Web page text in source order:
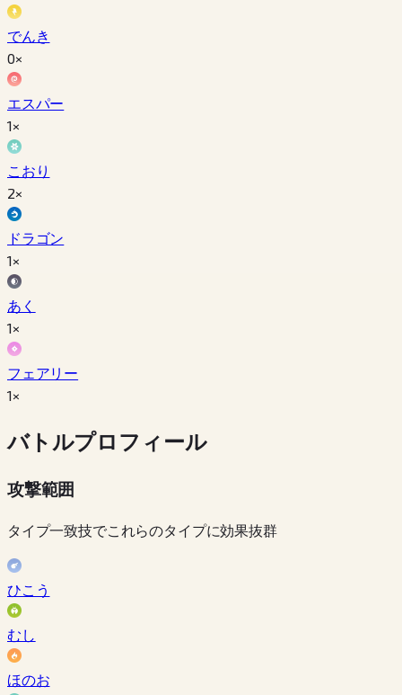
でんき
0×
エスパー
1×
こおり
2×
ドラゴン
1×
あく
1×
フェアリー
1×
バトルプロフィール
攻撃範囲
タイプ一致技でこれらのタイプに効果抜群
ひこう
むし
ほのお